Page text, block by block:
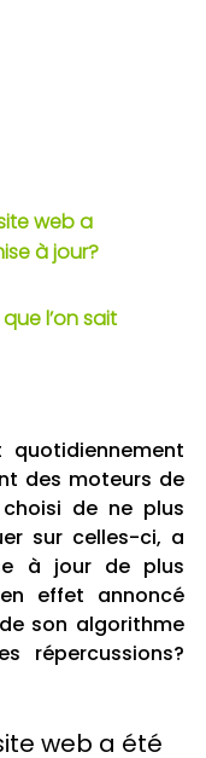
web a
à jour?
l’on sait
des moteurs de
de ne plus
sur celles-ci, a
à jour de plus
effet annoncé
son algorithme
répercussions?
web a été